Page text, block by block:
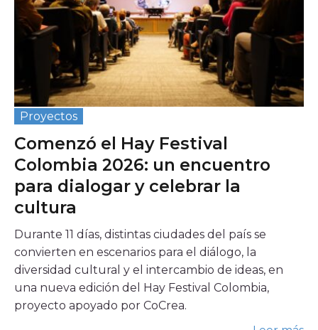
Proyectos
Comenzó el Hay Festival
Colombia 2026: un encuentro
para dialogar y celebrar la
cultura
Durante 11 días, distintas ciudades del país se
convierten en escenarios para el diálogo, la
diversidad cultural y el intercambio de ideas, en
una nueva edición del Hay Festival Colombia,
proyecto apoyado por CoCrea.